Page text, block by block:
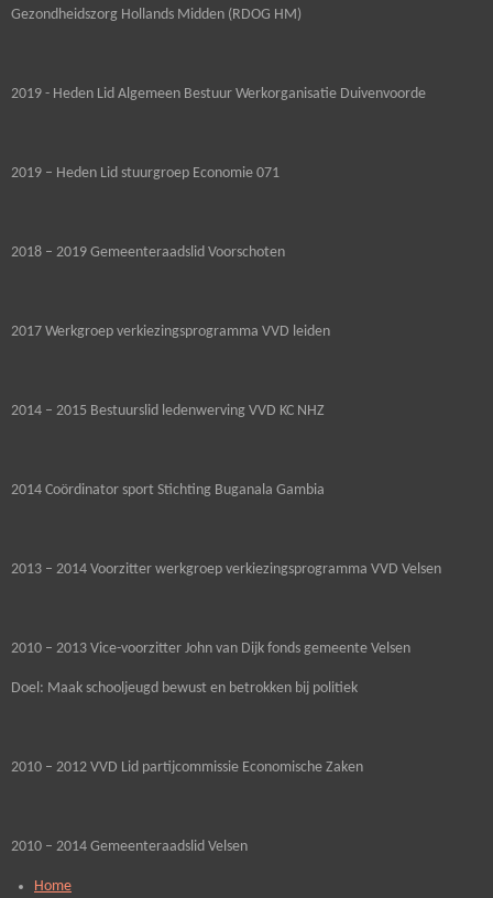
Gezondheidszorg Hollands Midden (RDOG HM)
2019 - Heden Lid Algemeen Bestuur Werkorganisatie Duivenvoorde
2019 – Heden Lid stuurgroep Economie 071
2018 – 2019 Gemeenteraadslid Voorschoten
2017 Werkgroep verkiezingsprogramma VVD leiden
2014 – 2015 Bestuurslid ledenwerving VVD KC NHZ
2014 Coördinator sport Stichting Buganala Gambia
2013 – 2014 Voorzitter werkgroep verkiezingsprogramma VVD Velsen
2010 – 2013 Vice-voorzitter John van Dijk fonds gemeente Velsen
Doel: Maak schooljeugd bewust en betrokken bij politiek
2010 – 2012 VVD Lid partijcommissie Economische Zaken
2010 – 2014 Gemeenteraadslid Velsen
Home